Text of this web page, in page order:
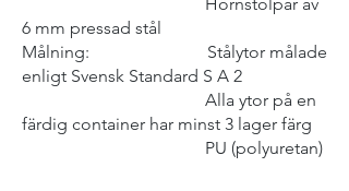
6 mm pressad stål
Målning: Stålytor målade
enligt Svensk Standard S A 2
Alla ytor på en
färdig container har minst 3 lager färg
PU (polyuretan)